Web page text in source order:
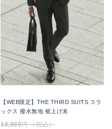
【WEB限定】THE THIRD SUITS スラ
ックス 撥水無地 裾上げ未
10,989円 （税込）